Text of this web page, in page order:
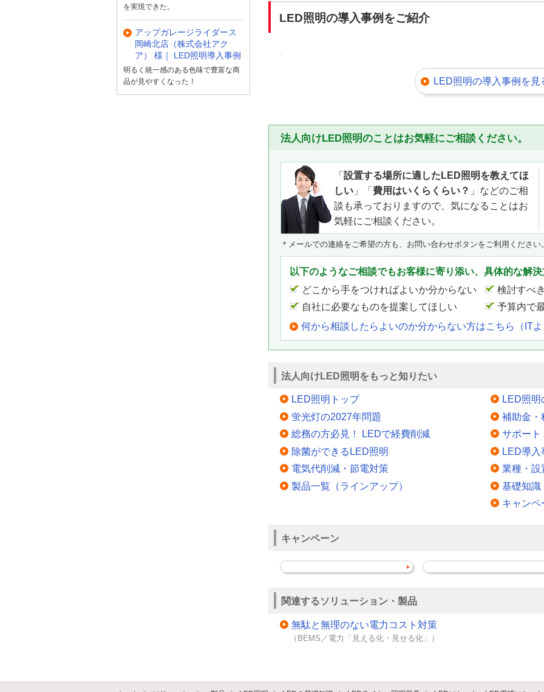
LED照明の導入事例をご紹介
LED照明の導入事例を見
法人向けLED照明のことはお気軽にご相談ください。
「 設置する場所に適したLED照明を教えてほ
しい 」「 費用はいくらくらい？ 」などのご相
談も承っておりますので、気になることはお
気軽にご相談ください。
＊メールでの連絡をご希望の方も、お問い合わせボタンをご利用ください。
以下のようなご相談でもお客様に寄り添い、具体的な解
どこから手をつければよいか分からない
検討すべ
自社に必要なものを提案してほしい
予算内で
何から相談したらよいのか分からない方はこちら（ITよ
法人向けLED照明をもっと知りたい
LED照明トップ
蛍光灯の2027年問題
総務の方必見！ LEDで経費削減
除菌ができるLED照明
電気代削減・節電対策
製品一覧（ラインアップ）
LED照
補助金・
サポート
LED導入
業種・設
基礎知識
キャンペ
キャンペーン
関連するソリューション・製品
無駄と無理のない電力コスト対策
（BEMS／電力「見える化・見せる化」）
を実現できた。
アップガレージライダース
岡崎北店（株式会社アク
ア） 様｜ LED照明導入事例
明るく統一感のある色味で豊富な商
品が見やすくなった！